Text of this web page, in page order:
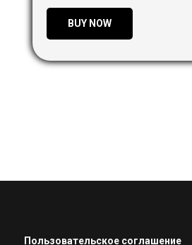
BUY NOW
Пользовательское соглашение